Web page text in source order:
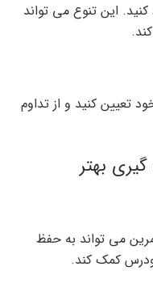
این تنوع می تواند
تعیین کنید و از تداوم
بهتر
می تواند به حفظ
کمک کند.